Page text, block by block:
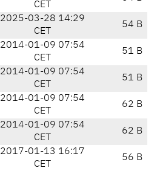
CET
2025-03-28 14:29
CET
54 B
2014-01-09 07:54
CET
51 B
2014-01-09 07:54
CET
51 B
2014-01-09 07:54
CET
62 B
2014-01-09 07:54
CET
62 B
2017-01-13 16:17
CET
56 B